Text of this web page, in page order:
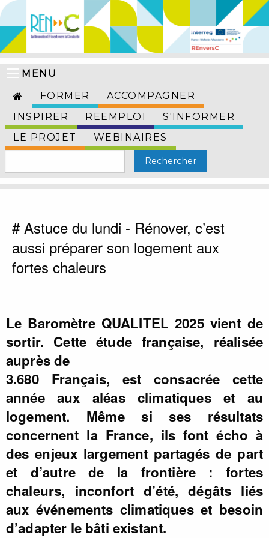
MENU
FORMER
ACCOMPAGNER
INSPIRER
REEMPLOI
S'INFORMER
LE PROJET
WEBINAIRES
# Astuce du lundi - Rénover, c’est
aussi préparer son logement aux
fortes chaleurs
Le Baromètre QUALITEL 2025 vient de
sortir. Cette étude française, réalisée
auprès de
3.680 Français, est consacrée cette
année aux aléas climatiques et au
logement. Même si ses résultats
concernent la France, ils font écho à
des enjeux largement partagés de part
et d’autre de la frontière : fortes
chaleurs, inconfort d’été, dégâts liés
aux événements climatiques et besoin
d’adapter le bâti existant.